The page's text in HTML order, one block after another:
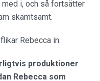
med i, och så fortsätter
skämtsamt.
Rebecca in.
produktioner
Rebecca som